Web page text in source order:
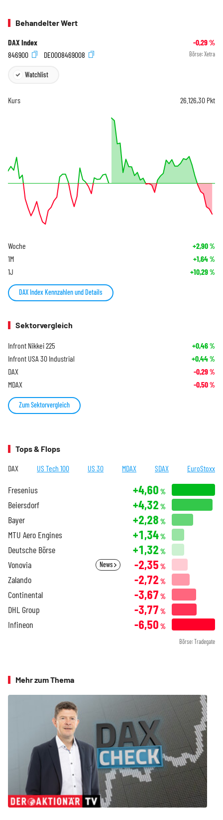
Behandelter Wert
DAX Index -0,29%
846900
DE0008469008 Börse: Xetra
Watchlist
Kurs 26.126,30 Pkt
Woche +2,90%
1M +1,64%
1J +10,29%
DAX Index Kennzahlen und Details
Sektorvergleich
Infront Nikkei 225 +0,46%
Infront USA 30 Industrial +0,44%
DAX -0,29%
MDAX -0,50%
Zum Sektorvergleich
Tops & Flops
DAX US Tech 100 US 30 MDAX SDAX EuroStoxx
Fresenius +4,60 %
Beiersdorf +4,32 %
Bayer +2,28 %
MTU Aero Engines +1,34%
Deutsche Börse +1,32 %
Vonovia News -2,35 %
Zalando -2,72 %
Continental -3,67 %
DHL Group -3,77 %
Infineon -6,50 %
Börse: Tradegate
Mehr zum Thema